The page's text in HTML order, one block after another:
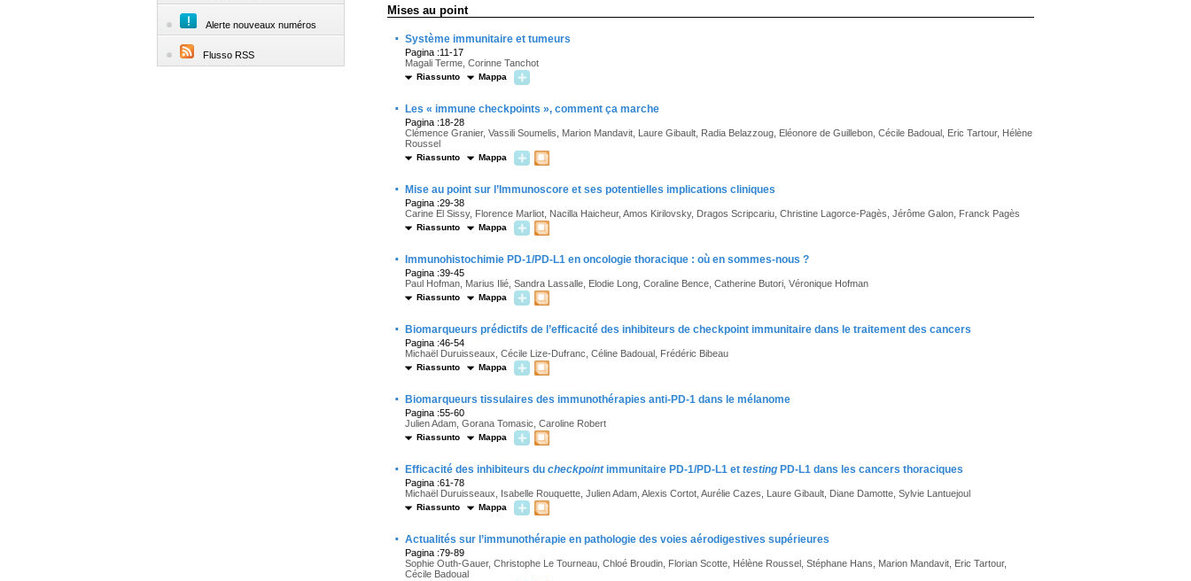
Alerte nouveaux numéros
Flusso RSS
Mises au point
· Système immunitaire et tumeurs
Pagina :11-17
Magali Terme, Corinne Tanchot
Riassunto Mappa
· Les « immune checkpoints », comment ça marche
Pagina :18-28
Clémence Granier, Vassili Soumelis, Marion Mandavit, Laure Gibault, Radia Belazzoug, Eléonore de Guillebon, Cécile Badoual, Eric Tartour, Hélène
Roussel
Riassunto Mappa
· Mise au point sur l’Immunoscore et ses potentielles implications cliniques
Pagina :29-38
Carine El Sissy, Florence Marliot, Nacilla Haicheur, Amos Kirilovsky, Dragos Scripcariu, Christine Lagorce-Pagès, Jérôme Galon, Franck Pagès
Riassunto Mappa
· Immunohistochimie PD-1/PD-L1 en oncologie thoracique : où en sommes-nous ?
Pagina :39-45
Paul Hofman, Marius Ilié, Sandra Lassalle, Elodie Long, Coraline Bence, Catherine Butori, Véronique Hofman
Riassunto Mappa
· Biomarqueurs prédictifs de l’efficacité des inhibiteurs de checkpoint immunitaire dans le traitement des cancers
Pagina :46-54
Michaël Duruisseaux, Cécile Lize-Dufranc, Céline Badoual, Frédéric Bibeau
Riassunto Mappa
· Biomarqueurs tissulaires des immunothérapies anti-PD-1 dans le mélanome
Pagina :55-60
Julien Adam, Gorana Tomasic, Caroline Robert
Riassunto Mappa
· Efficacité des inhibiteurs du checkpointimmunitaire PD-1/PD-L1 et testing PD-L1 dans les cancers thoraciques
Pagina :61-78
Michaël Duruisseaux, Isabelle Rouquette, Julien Adam, Alexis Cortot, Aurélie Cazes, Laure Gibault, Diane Damotte, Sylvie Lantuejoul
Riassunto Mappa
· Actualités sur l’immunothérapie en pathologie des voies aérodigestives supérieures
Pagina :79-89
Sophie Outh-Gauer, Christophe Le Tourneau, Chloé Broudin, Florian Scotte, Hélène Roussel, Stéphane Hans, Marion Mandavit, Eric Tartour,
Cécile Badoual